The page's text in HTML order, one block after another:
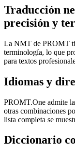
Traducción
precisión y
La NMT de PROMT
terminología, lo que
para textos
Idiomas y
PROMT.One admite
otras combinaciones
lista completa se
Diccionario